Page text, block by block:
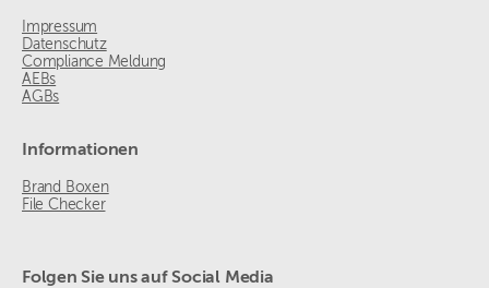
Impressum
Datenschutz
Compliance Meldung
AEBs
AGBs
Informationen
Brand Boxen
File Checker
Folgen Sie uns auf Social Media